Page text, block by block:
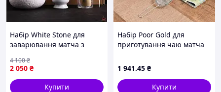
Набір White Stone для
заварювання матча з
підходить для справжніх
поціновувачів чаю
2 050 ₴
4 100₴
Купити
Набір Poor Gold для
приготування чаю матча
носиком
1 941.45 ₴
Купити